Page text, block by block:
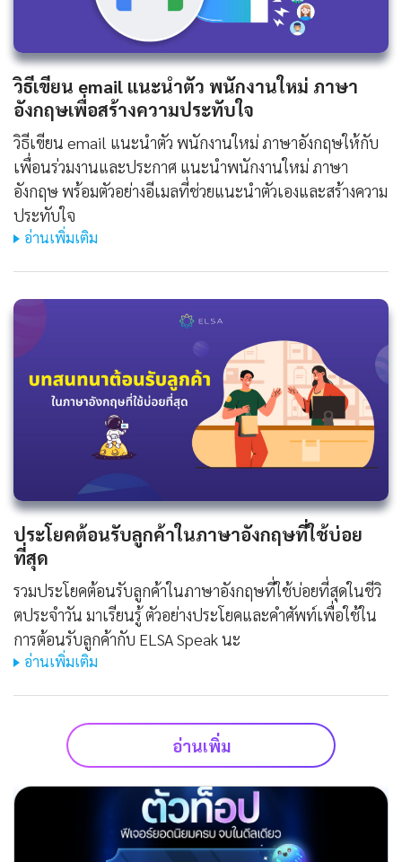
วิธีเขียน email แนะนําตัว พนักงานใหม่ ภาษา
อังกฤษเพื่อสร้างความประทับใจ
วิธีเขียน email แนะนําตัว พนักงานใหม่ ภาษาอังกฤษให้กับ
เพื่อนร่วมงานและประกาศ แนะนําพนักงานใหม่ ภาษา
อังกฤษ พร้อมตัวอย่างอีเมลที่ช่วยแนะนำตัวเองและสร้างความ
ประทับใจ
อ่านเพิ่มเติม
ประโยคต้อนรับลูกค้าในภาษาอังกฤษที่ใช้บ่อย
ที่สุด
รวมประโยคต้อนรับลูกค้าในภาษาอังกฤษที่ใช้บ่อยที่สุดในชีวิ
ตประจําวัน มาเรียนรู้ ตัวอย่างประโยคและคำศัพท์เพื่อใช้ใน
การต้อนรับลูกค้ากับ ELSA Speak นะ
อ่านเพิ่มเติม
อ่านเพิ่ม